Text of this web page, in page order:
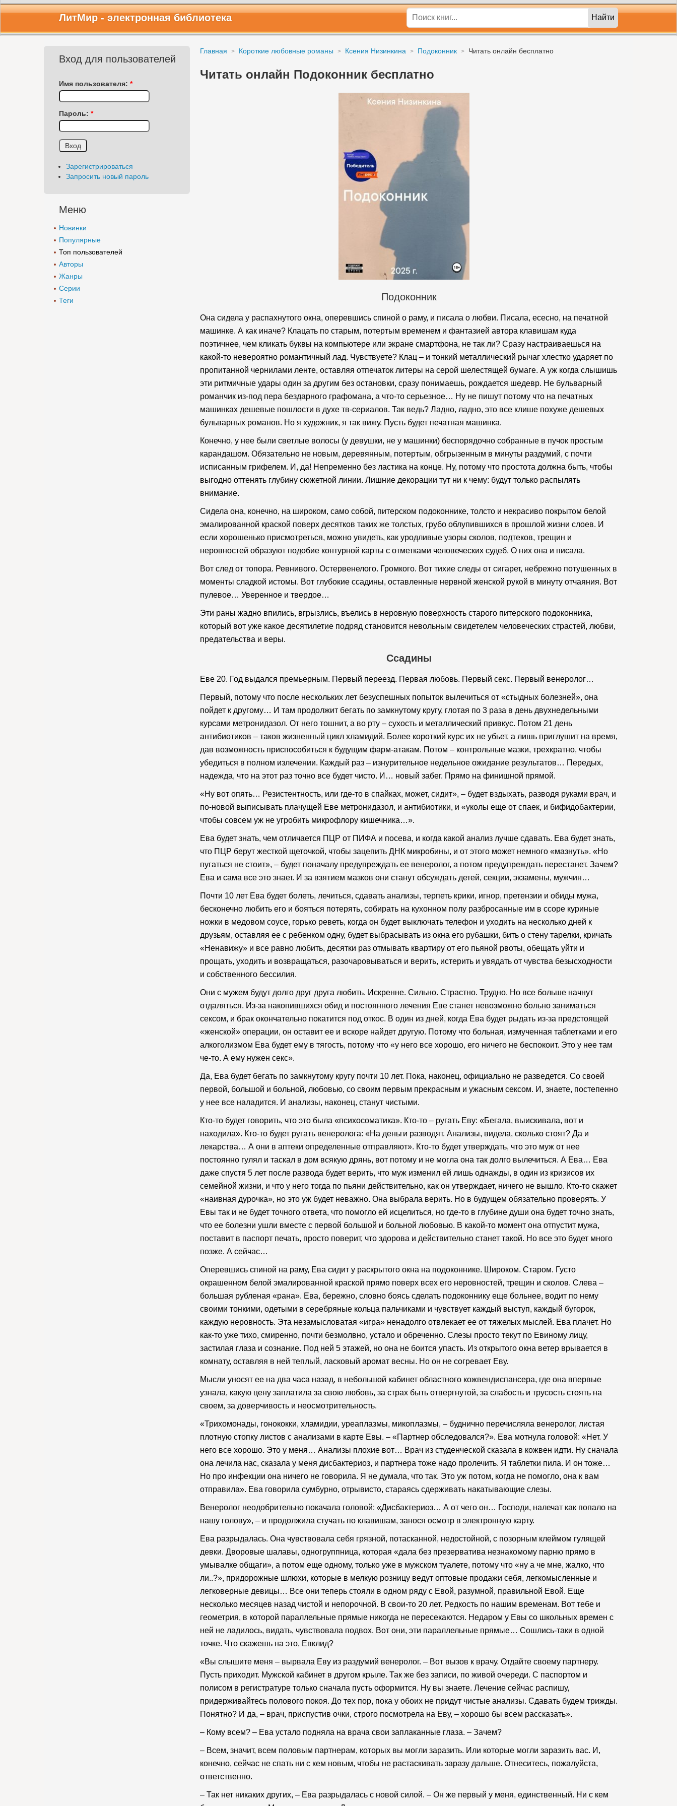
ЛитМир - электронная библиотека Найти
Главная Короткие любовные романы Ксения Низинкина Подоконник Читать онлайн бесплатно
Читать онлайн Подоконник бесплатно
Подоконник
Она сидела у распахнутого окна, оперевшись спиной о раму, и писала о любви. Писала, есесно, на печатной
машинке. А как иначе? Клацать по старым, потертым временем и фантазией автора клавишам куда
поэтичнее, чем кликать буквы на компьютере или экране смартфона, не так ли? Сразу настраиваешься на
какой-то невероятно романтичный лад. Чувствуете? Клац – и тонкий металлический рычаг хлестко ударяет по
пропитанной чернилами ленте, оставляя отпечаток литеры на серой шелестящей бумаге. А уж когда слышишь
эти ритмичные удары один за другим без остановки, сразу понимаешь, рождается шедевр. Не бульварный
романчик из-под пера бездарного графомана, а что-то серьезное… Ну не пишут потому что на печатных
машинках дешевые пошлости в духе тв-сериалов. Так ведь? Ладно, ладно, это все клише похуже дешевых
бульварных романов. Но я художник, я так вижу. Пусть будет печатная машинка.
Конечно, у нее были светлые волосы (у девушки, не у машинки) беспорядочно собранные в пучок простым
карандашом. Обязательно не новым, деревянным, потертым, обгрызенным в минуты раздумий, с почти
исписанным грифелем. И, да! Непременно без ластика на конце. Ну, потому что простота должна быть, чтобы
выгодно оттенять глубину сюжетной линии. Лишние декорации тут ни к чему: будут только распылять
внимание.
Сидела она, конечно, на широком, само собой, питерском подоконнике, толсто и некрасиво покрытом белой
эмалированной краской поверх десятков таких же толстых, грубо облупившихся в прошлой жизни слоев. И
если хорошенько присмотреться, можно увидеть, как уродливые узоры сколов, подтеков, трещин и
неровностей образуют подобие контурной карты с отметками человеческих судеб. О них она и писала.
Вот след от топора. Ревнивого. Остервенелого. Громкого. Вот тихие следы от сигарет, небрежно потушенных в
моменты сладкой истомы. Вот глубокие ссадины, оставленные нервной женской рукой в минуту отчаяния. Вот
пулевое… Уверенное и твердое…
Эти раны жадно впились, вгрызлись, въелись в неровную поверхность старого питерского подоконника,
который вот уже какое десятилетие подряд становится невольным свидетелем человеческих страстей, любви,
предательства и веры.
Ссадины
Еве 20. Год выдался премьерным. Первый переезд. Первая любовь. Первый секс. Первый венеролог…
Первый, потому что после нескольких лет безуспешных попыток вылечиться от «стыдных болезней», она
пойдет к другому… И там продолжит бегать по замкнутому кругу, глотая по 3 раза в день двухнедельными
курсами метронидазол. От него тошнит, а во рту – сухость и металлический привкус. Потом 21 день
антибиотиков – таков жизненный цикл хламидий. Более короткий курс их не убьет, а лишь приглушит на время,
дав возможность приспособиться к будущим фарм-атакам. Потом – контрольные мазки, трехкратно, чтобы
убедиться в полном излечении. Каждый раз – изнурительное недельное ожидание результатов… Передых,
надежда, что на этот раз точно все будет чисто. И… новый забег. Прямо на финишной прямой.
«Ну вот опять… Резистентность, или где-то в спайках, может, сидит», – будет вздыхать, разводя руками врач, и
по-новой выписывать плачущей Еве метронидазол, и антибиотики, и «уколы еще от спаек, и бифидобактерии,
чтобы совсем уж не угробить микрофлору кишечника…».
Ева будет знать, чем отличается ПЦР от ПИФА и посева, и когда какой анализ лучше сдавать. Ева будет знать,
что ПЦР берут жесткой щеточкой, чтобы зацепить ДНК микробины, и от этого может немного «мазнуть». «Но
пугаться не стоит», – будет поначалу предупреждать ее венеролог, а потом предупреждать перестанет. Зачем?
Ева и сама все это знает. И за взятием мазков они станут обсуждать детей, секции, экзамены, мужчин…
Почти 10 лет Ева будет болеть, лечиться, сдавать анализы, терпеть крики, игнор, претензии и обиды мужа,
бесконечно любить его и бояться потерять, собирать на кухонном полу разбросанные им в ссоре куриные
ножки в медовом соусе, горько реветь, когда он будет выключать телефон и уходить на несколько дней к
друзьям, оставляя ее с ребенком одну, будет выбрасывать из окна его рубашки, бить о стену тарелки, кричать
«Ненавижу» и все равно любить, десятки раз отмывать квартиру от его пьяной рвоты, обещать уйти и
прощать, уходить и возвращаться, разочаровываться и верить, истерить и увядать от чувства безысходности
и собственного бессилия.
Они с мужем будут долго друг друга любить. Искренне. Сильно. Страстно. Трудно. Но все больше начнут
отдаляться. Из-за накопившихся обид и постоянного лечения Еве станет невозможно больно заниматься
сексом, и брак окончательно покатится под откос. В один из дней, когда Ева будет рыдать из-за предстоящей
«женской» операции, он оставит ее и вскоре найдет другую. Потому что больная, измученная таблетками и его
алкоголизмом Ева будет ему в тягость, потому что «у него все хорошо, его ничего не беспокоит. Это у нее там
че-то. А ему нужен секс».
Да, Ева будет бегать по замкнутому кругу почти 10 лет. Пока, наконец, официально не разведется. Со своей
первой, большой и больной, любовью, со своим первым прекрасным и ужасным сексом. И, знаете, постепенно
у нее все наладится. И анализы, наконец, станут чистыми.
Кто-то будет говорить, что это была «психосоматика». Кто-то – ругать Еву: «Бегала, выискивала, вот и
находила». Кто-то будет ругать венеролога: «На деньги разводят. Анализы, видела, сколько стоят? Да и
лекарства… А они в аптеки определенные отправляют». Кто-то будет утверждать, что это муж от нее
постоянно гулял и таскал в дом всякую дрянь, вот потому и не могла она так долго вылечиться. А Ева… Ева
даже спустя 5 лет после развода будет верить, что муж изменил ей лишь однажды, в один из кризисов их
семейной жизни, и что у него тогда по пьяни действительно, как он утверждает, ничего не вышло. Кто-то скажет
«наивная дурочка», но это уж будет неважно. Она выбрала верить. Но в будущем обязательно проверять. У
Евы так и не будет точного ответа, что помогло ей исцелиться, но где-то в глубине души она будет точно знать,
что ее болезни ушли вместе с первой большой и больной любовью. В какой-то момент она отпустит мужа,
поставит в паспорт печать, просто поверит, что здорова и действительно станет такой. Но все это будет много
позже. А сейчас…
Оперевшись спиной на раму, Ева сидит у раскрытого окна на подоконнике. Широком. Старом. Густо
окрашенном белой эмалированной краской прямо поверх всех его неровностей, трещин и сколов. Слева –
большая рубленая «рана». Ева, бережно, словно боясь сделать подоконнику еще больнее, водит по нему
своими тонкими, одетыми в серебряные кольца пальчиками и чувствует каждый выступ, каждый бугорок,
каждую неровность. Эта незамысловатая «игра» ненадолго отвлекает ее от тяжелых мыслей. Ева плачет. Но
как-то уже тихо, смиренно, почти безмолвно, устало и обреченно. Слезы просто текут по Евиному лицу,
застилая глаза и сознание. Под ней 5 этажей, но она не боится упасть. Из открытого окна ветер врывается в
комнату, оставляя в ней теплый, ласковый аромат весны. Но он не согревает Еву.
Мысли уносят ее на два часа назад, в небольшой кабинет областного кожвендиспансера, где она впервые
узнала, какую цену заплатила за свою любовь, за страх быть отвергнутой, за слабость и трусость стоять на
своем, за доверчивость и неосмотрительность.
«Трихомонады, гонококки, хламидии, уреаплазмы, микоплазмы, – буднично перечисляла венеролог, листая
плотную стопку листов с анализами в карте Евы. – «Партнер обследовался?». Ева мотнула головой: «Нет. У
него все хорошо. Это у меня… Анализы плохие вот… Врач из студенческой сказала в кожвен идти. Ну сначала
она лечила нас, сказала у меня дисбактериоз, и партнера тоже надо пролечить. Я таблетки пила. И он тоже…
Но про инфекции она ничего не говорила. Я не думала, что так. Это уж потом, когда не помогло, она к вам
отправила». Ева говорила сумбурно, отрывисто, стараясь сдерживать накатывающие слезы.
Венеролог неодобрительно покачала головой: «Дисбактериоз… А от чего он… Господи, налечат как попало на
нашу голову», – и продолжила стучать по клавишам, занося осмотр в электронную карту.
Ева разрыдалась. Она чувствовала себя грязной, потасканной, недостойной, с позорным клеймом гулящей
девки. Дворовые шалавы, одногруппница, которая «дала без презерватива незнакомому парню прямо в
умывалке общаги», а потом еще одному, только уже в мужском туалете, потому что «ну а че мне, жалко, что
ли..?», придорожные шлюхи, которые в мелкую розницу ведут оптовые продажи себя, легкомысленные и
легковерные девицы… Все они теперь стояли в одном ряду с Евой, разумной, правильной Евой. Еще
несколько месяцев назад чистой и непорочной. В свои-то 20 лет. Редкость по нашим временам. Вот тебе и
геометрия, в которой параллельные прямые никогда не пересекаются. Недаром у Евы со школьных времен с
ней не ладилось, видать, чувствовала подвох. Вот они, эти параллельные прямые… Сошлись-таки в одной
точке. Что скажешь на это, Евклид?
«Вы слышите меня – вырвала Еву из раздумий венеролог. – Вот вызов к врачу. Отдайте своему партнеру.
Пусть приходит. Мужской кабинет в другом крыле. Так же без записи, по живой очереди. С паспортом и
полисом в регистратуре только сначала пусть оформится. Ну вы знаете. Лечение сейчас распишу,
придерживайтесь полового покоя. До тех пор, пока у обоих не придут чистые анализы. Сдавать будем трижды.
Понятно? И да, – врач, приспустив очки, строго посмотрела на Еву, – хорошо бы всем рассказать».
– Кому всем? – Ева устало подняла на врача свои заплаканные глаза. – Зачем?
– Всем, значит, всем половым партнерам, которых вы могли заразить. Или которые могли заразить вас. И,
конечно, сейчас не спать ни с кем новым, чтобы не растаскивать заразу дальше. Отнеситесь, пожалуйста,
ответственно.
– Так нет никаких других, – Ева разрыдалась с новой силой. – Он же первый у меня, единственный. Ни с кем
Вход для пользователей
Имя пользователя: *
Пароль: *
Зарегистрироваться
Запросить новый пароль
Меню
Новинки
Популярные
Топ пользователей
Авторы
Жанры
Серии
Теги